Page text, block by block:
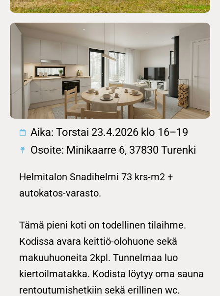
Aika: Torstai 23.4.2026 klo 16–19
Osoite: Minikaarre 6, 37830 Turenki
Helmitalon Snadihelmi 73 krs-m2 +
autokatos-varasto.
Tämä pieni koti on todellinen tilaihme.
Kodissa avara keittiö-olohuone sekä
makuuhuoneita 2kpl. Tunnelmaa luo
kiertoilmatakka. Kodista löytyy oma sauna
rentoutumishetkiin sekä erillinen wc.